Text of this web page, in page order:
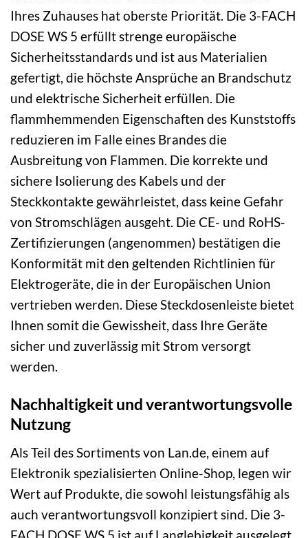
Ihres Zuhauses hat oberste Priorität. Die 3-FACH
DOSE WS 5 erfüllt strenge europäische
Sicherheitsstandards und ist aus Materialien
gefertigt, die höchste Ansprüche an Brandschutz
und elektrische Sicherheit erfüllen. Die
flammhemmenden Eigenschaften des Kunststoffs
reduzieren im Falle eines Brandes die
Ausbreitung von Flammen. Die korrekte und
sichere Isolierung des Kabels und der
Steckkontakte gewährleistet, dass keine Gefahr
von Stromschlägen ausgeht. Die CE- und RoHS-
Zertifizierungen (angenommen) bestätigen die
Konformität mit den geltenden Richtlinien für
Elektrogeräte, die in der Europäischen Union
vertrieben werden. Diese Steckdosenleiste bietet
Ihnen somit die Gewissheit, dass Ihre Geräte
sicher und zuverlässig mit Strom versorgt
werden.
Nachhaltigkeit und verantwortungsvolle
Nutzung
Als Teil des Sortiments von Lan.de, einem auf
Elektronik spezialisierten Online-Shop, legen wir
Wert auf Produkte, die sowohl leistungsfähig als
auch verantwortungsvoll konzipiert sind. Die 3-
FACH DOSE WS 5 ist auf Langlebigkeit ausgelegt,